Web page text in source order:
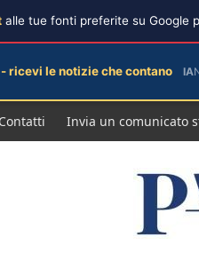
Contatti Invia un comunicato
alle tue fonti preferite su Google
ricevi le notizie che contano IA